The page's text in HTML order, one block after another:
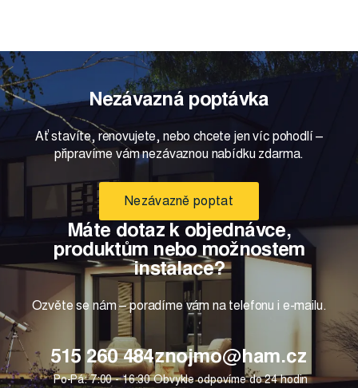
Nezávazná poptávka
Ať stavíte, renovujete, nebo chcete jen víc pohodlí –
připravíme vám nezávaznou nabídku zdarma.
Nezávazně poptat
Máte dotaz k objednávce,
produktům nebo možnostem
instalace?
Ozvěte se nám – poradíme vám na telefonu i e-mailu.
515 260 484
Po-Pá: 7:00 - 16:30
znojmo@ham.cz
Obvykle odpovíme do 24 hodin